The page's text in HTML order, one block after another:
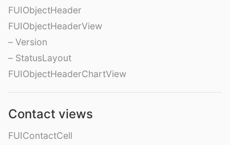
FUIObjectHeader
FUIObjectHeaderView
– Version
– StatusLayout
FUIObjectHeaderChartView
Contact views
FUIContactCell